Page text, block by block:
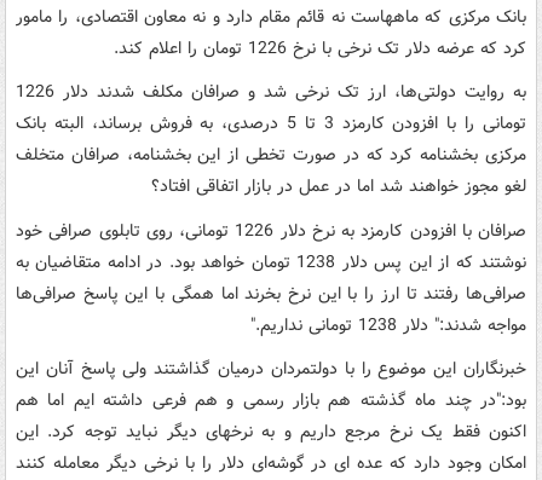
بانک مرکزی که ماههاست نه قائم مقام دارد و نه معاون اقتصادی، را مامور
کرد که عرضه دلار تک نرخی با نرخ 1226 تومان را اعلام کند.
به روایت دولتی‌ها، ارز تک نرخی شد و صرافان مکلف شدند دلار 1226
تومانی را با افزودن کارمزد 3 تا 5 درصدی، به فروش برساند، البته بانک
مرکزی بخشنامه کرد که در صورت تخطی از این بخشنامه، صرافان متخلف
لغو مجوز خواهند شد اما در عمل در بازار اتفاقی افتاد؟
صرافان با افزودن کارمزد به نرخ دلار 1226 تومانی، روی تابلوی صرافی خود
نوشتند که از این پس دلار 1238 تومان خواهد بود. در ادامه متقاضیان به
صرافی‌ها رفتند تا ارز را با این نرخ بخرند اما همگی با این پاسخ صرافی‌ها
مواجه شدند:" دلار 1238 تومانی نداریم."
خبرنگاران این موضوع را با دولتمردان درمیان گذاشتند ولی پاسخ آنان این
بود:"در چند ماه گذشته هم بازار رسمی و هم فرعی داشته ایم اما هم
اکنون فقط یک نرخ مرجع داریم و به نرخهای دیگر نباید توجه کرد. این
امکان وجود دارد که عده ای در گوشه‌ای دلار را با نرخی دیگر معامله کنند